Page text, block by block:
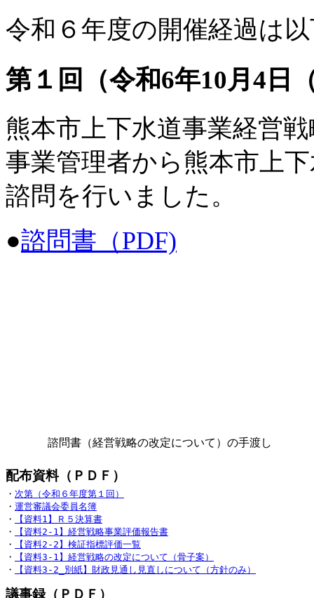
令和６年度の開催経過は
第１回（令和6年10月4日
熊本市上下水道事業経営
事業管理者から熊本市上
諮問を行いました。
●諮問書（PDF)
諮問書（経営戦略の改定について）の手渡し
・ 次第（令和６年度第１回）
・ 運営審議会委員名簿
・
【資料1】Ｒ５決算書
・
【資料2-1】経営戦略事業評価報告書
・
【資料2-2】検証指標評価一覧
・
【資料3-1】経営戦略の改定について（骨子案）
・
【資料3-2_別紙】財政見通し見直しについて（方針のみ）